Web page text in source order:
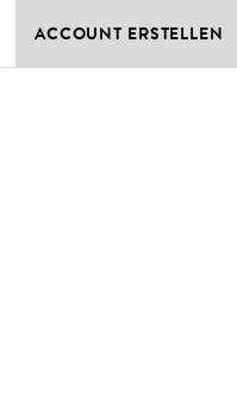
ACCOUNT ERSTELLEN